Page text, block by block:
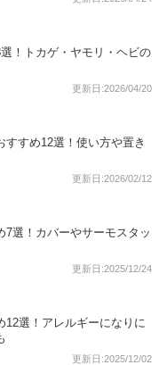
！トカゲ・ヤモリ・ヘビの
更新日:2026/04/20
すめ12選！使い方や置き
更新日:2026/02/12
7選！カバーやサーモスタッ
更新日:2025/12/24
12選！アレルギーになりに
更新日:2025/12/02